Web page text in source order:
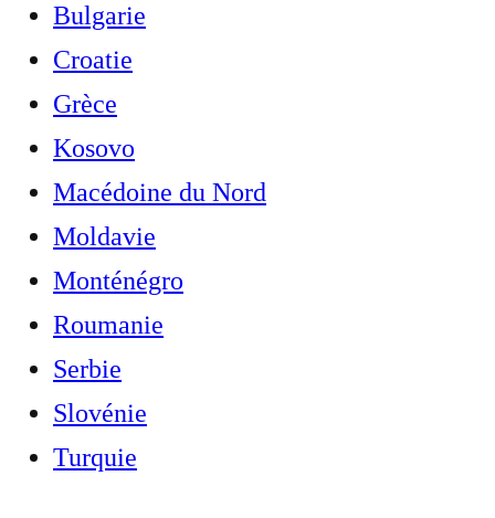
Bulgarie
Croatie
Grèce
Kosovo
Macédoine du Nord
Moldavie
Monténégro
Roumanie
Serbie
Slovénie
Turquie